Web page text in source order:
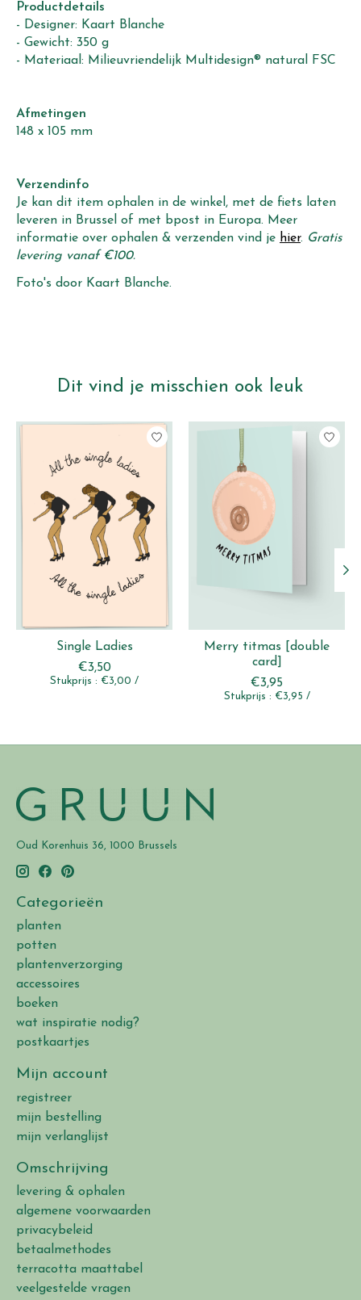
Productdetails
- Designer: Kaart Blanche
- Gewicht: 350 g
- Materiaal: Milieuvriendelijk Multidesign® natural FSC
Afmetingen
148 x 105 mm
Verzendinfo
Je kan dit item ophalen in de winkel, met de fiets laten
leveren in Brussel of met bpost in Europa. Meer
informatie over ophalen & verzenden vind je hier. Gratis
levering vanaf €100.
Foto's door Kaart Blanche.
Dit vind je misschien ook leuk
Items van productcarrousel
Single Ladies
€3,50
Stukprijs : €3,00 /
Merry titmas [double
card]
€3,95
Stukprijs : €3,95 /
Oud Korenhuis 36, 1000 Brussels
Categorieën
planten
potten
plantenverzorging
accessoires
boeken
wat inspiratie nodig?
postkaartjes
Mijn account
registreer
mijn bestelling
mijn verlanglijst
Omschrijving
levering & ophalen
algemene voorwaarden
privacybeleid
betaalmethodes
terracotta maattabel
veelgestelde vragen